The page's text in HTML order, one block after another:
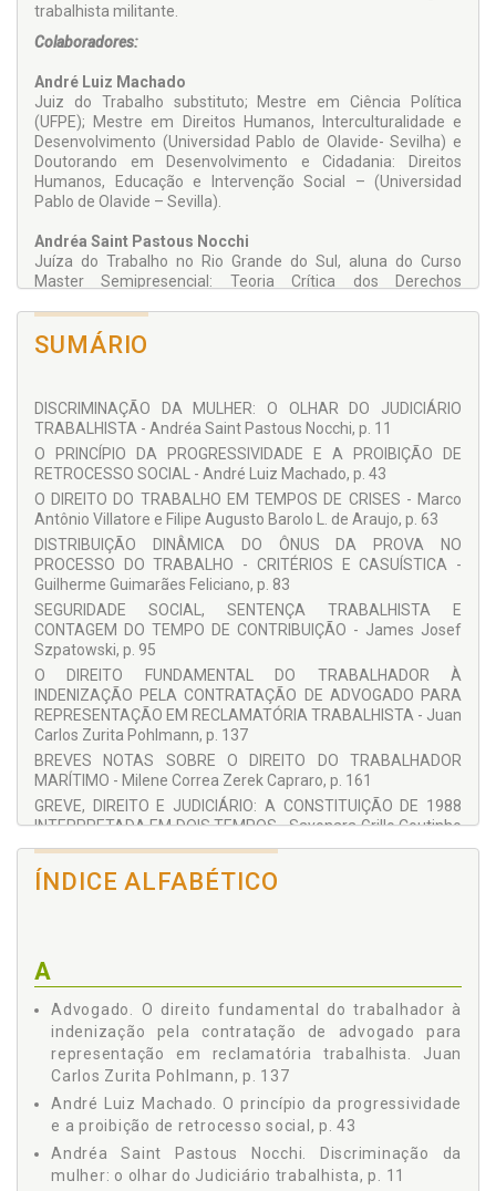
trabalhista militante.
Colaboradores:
André Luiz Machado
Juiz do Trabalho substituto; Mestre em Ciência Política
(UFPE); Mestre em Direitos Humanos, Interculturalidade e
Desenvolvimento (Universidad Pablo de Olavide- Sevilha) e
Doutorando em Desenvolvimento e Cidadania: Direitos
Humanos, Educação e Intervenção Social – (Universidad
Pablo de Olavide – Sevilla).
Andréa Saint Pastous Nocchi
Juíza do Trabalho no Rio Grande do Sul, aluna do Curso
Master Semipresencial: Teoria Crítica dos Derechos
Espanha) e aluna do curso de Especialização em Direitos
Humanos e Fundamentais e as Relações de Trabalho da
Filipe Augusto Barolo L. de Araujo
Participante do Programa de Iniciação Científica da PUCPR,
com tema denominado: Crise Econômica e o Emprego,
Espírito Empresarial e Sustentabilidade.
Guilherme Guimarães Feliciano
Juiz do Trabalho Titular da 1ª Vara do Trabalho de Taubaté;
Livre-Docente em Direito do Trabalho e Doutor em Direito
Penal pela Faculdade de Direito da Universidade de São
Paulo. Doutorando em Ciências Jurídicas pela Faculdade de
Direito da Universidade de Lisboa. Professor Associado do
Departamento de Direito do Trabalho e da Seguridade Social
da Universidade de São Paulo (USP). Professor Assistente
Doutor do Departamento de Ciências Jurídicas da
Universidade de Taubaté (licenciado). Coordenador do Curso
de Especialização lato sensu em Direito e Processo do
Trabalho da Universidade de Taubaté.
James Josef Szpatowski
Juiz titular da Vara de Santo Antônio da Platina/PR; Pós-
graduado em Direito e Processo do Trabalho pela Unibrasil.
Juan Carlos Zurita Pohlmann
Mestrando em Direitos Fundamentais e Democracia pela
Maíra S. Marques da Fonseca
Mestra e graduada em Direito pela Universidade Federal do
Paraná (UFPR), integrante do Grupo de Pesquisas Trabalho e
Regulação no Estado Constitucional.
Marco Antônio Villatore
Pós-Doutorando em Direito pela Università degli Studi di
Roma II, Tor Vergata (2009/). Possui Doutorado em Diritto del
Lavoro, Sindacale e della Previdenza Sociale pela Università
degli Studi di Roma I, La Sapienza (1998/2001), revalidado
pela UFSC e Mestrado em Direito pela Pontifícia Universidade
SUMÁRIO
DISCRIMINAÇÃO DA MULHER: O OLHAR DO JUDICIÁRIO
TRABALHISTA - Andréa Saint Pastous Nocchi, p. 11
O PRINCÍPIO DA PROGRESSIVIDADE E A PROIBIÇÃO DE
RETROCESSO SOCIAL - André Luiz Machado, p. 43
O DIREITO DO TRABALHO EM TEMPOS DE CRISES - Marco
Antônio Villatore e Filipe Augusto Barolo L. de Araujo, p. 63
DISTRIBUIÇÃO DINÂMICA DO ÔNUS DA PROVA NO
PROCESSO DO TRABALHO - CRITÉRIOS E CASUÍSTICA -
Guilherme Guimarães Feliciano, p. 83
SEGURIDADE SOCIAL, SENTENÇA TRABALHISTA E
CONTAGEM DO TEMPO DE CONTRIBUIÇÃO - James Josef
Szpatowski, p. 95
O DIREITO FUNDAMENTAL DO TRABALHADOR À
INDENIZAÇÃO PELA CONTRATAÇÃO DE ADVOGADO PARA
REPRESENTAÇÃO EM RECLAMATÓRIA TRABALHISTA - Juan
Carlos Zurita Pohlmann, p. 137
BREVES NOTAS SOBRE O DIREITO DO TRABALHADOR
MARÍTIMO - Milene Correa Zerek Capraro, p. 161
GREVE, DIREITO E JUDICIÁRIO: A CONSTITUIÇÃO DE 1988
INTERPRETADA EM DOIS TEMPOS - Sayonara Grillo Coutinho
Leonardo da Silva, p. 181
REFLEXÕES ACERCA DO ASSÉDIO SEXUAL NO TRABALHO -
Thereza Cristina Gosdal, p. 217
ÍNDICE ALFABÉTICO
A
Advogado. O direito fundamental do trabalhador à
indenização pela contratação de advogado para
representação em reclamatória trabalhista. Juan
Carlos Zurita Pohlmann, p. 137
André Luiz Machado. O princípio da progressividade
e a proibição de retrocesso social, p. 43
Andréa Saint Pastous Nocchi. Discriminação da
mulher: o olhar do Judiciário trabalhista, p. 11